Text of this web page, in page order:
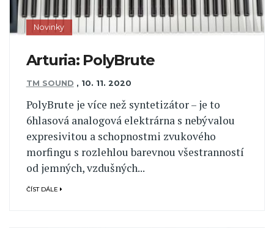
Novinky
Arturia: PolyBrute
TM SOUND , 10. 11. 2020
PolyBrute je více než syntetizátor – je to
6hlasová analogová elektrárna s nebývalou
expresivitou a schopnostmi zvukového
morfingu s rozlehlou barevnou všestranností
od jemných, vzdušných...
ČÍST DÁLE